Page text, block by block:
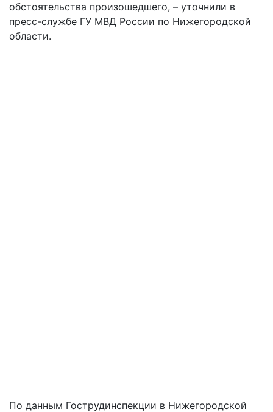
обстоятельства произошедшего, – уточнили в
пресс-службе ГУ МВД России по Нижегородской
области.
По данным Гострудинспекции в Нижегородской